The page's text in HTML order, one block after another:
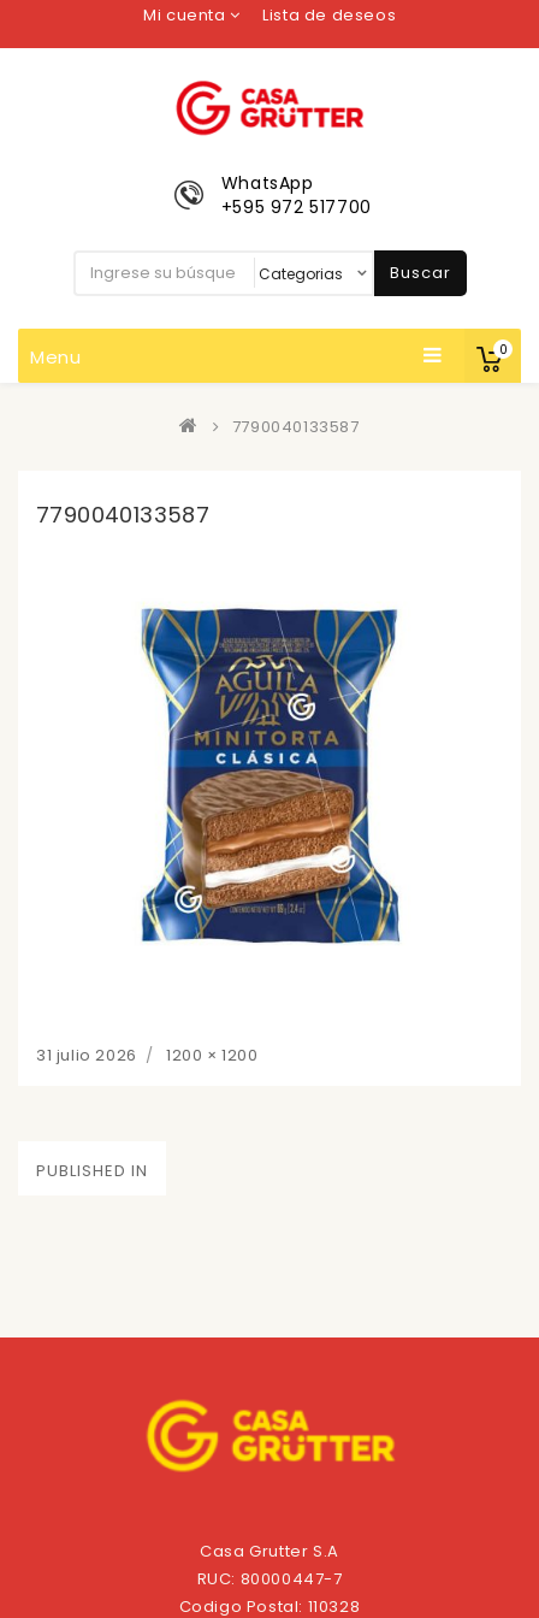
Mi cuenta Lista de deseos
0
WhatsApp
+595 972 517700
Buscar
Menu
7790040133587
7790040133587
Posted
31 julio 2026
Full
1200 × 1200
Navegación
PUBLISHED IN
Casa Grutter S.A
RUC: 80000447-7
Codigo Postal: 110328